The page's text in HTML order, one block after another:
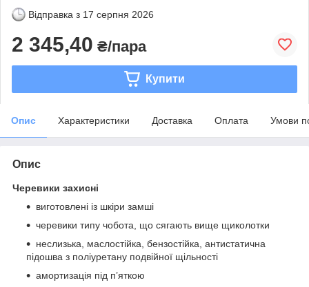
Відправка з 17 серпня 2026
2 345,40 ₴/пара
Купити
Опис Характеристики Доставка Оплата Умови
Опис
Черевики захисні
виготовлені із шкіри замші
черевики типу чобота, що сягають вище щиколотки
неслизька, маслостійка, бензостійка, антистатична
підошва з поліуретану подвійної щільності
амортизація під п’яткою